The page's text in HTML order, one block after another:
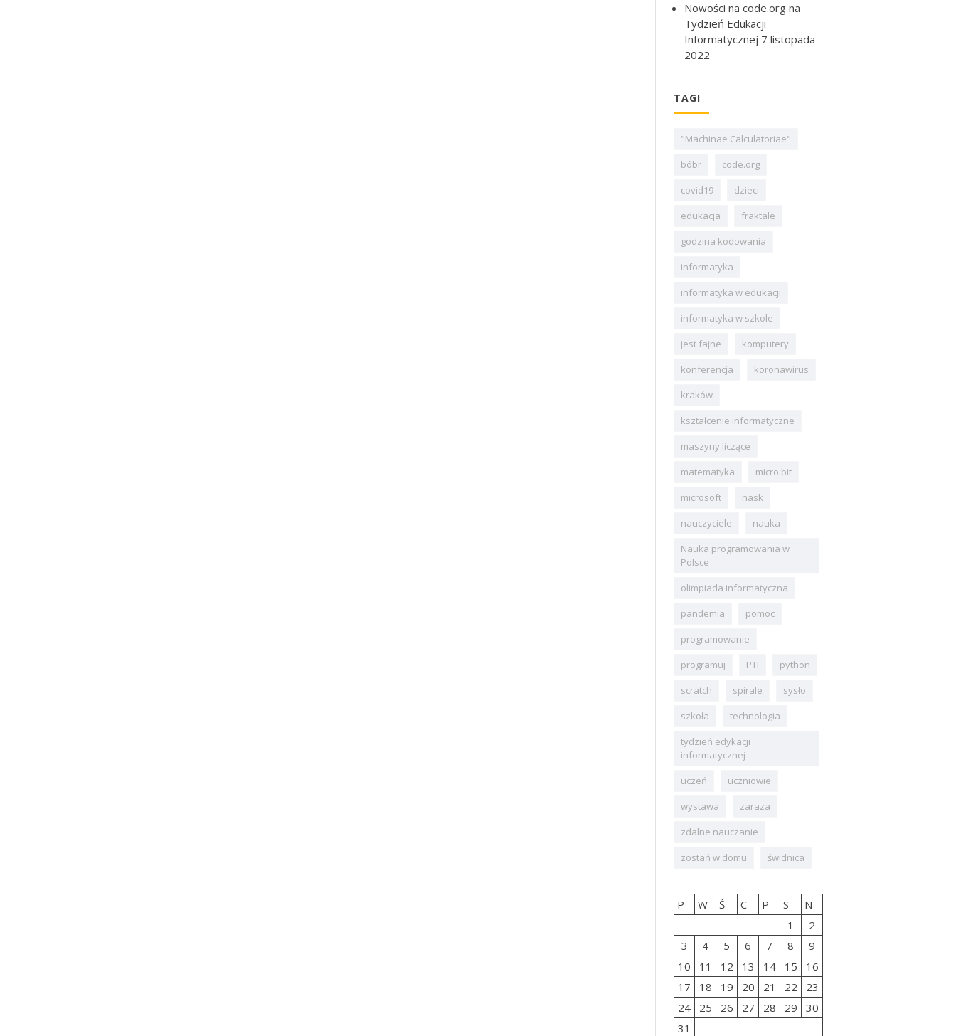
Nowości na code.org na
Tydzień Edukacji
Informatycznej 7 listopada
2022
TAGI
"Machinae Calculatoriae"
bóbr
code.org
covid19
dzieci
edukacja
fraktale
godzina kodowania
informatyka
informatyka w edukacji
informatyka w szkole
jest fajne
komputery
konferencja
koronawirus
kraków
kształcenie informatyczne
maszyny liczące
matematyka
micro:bit
microsoft
nask
nauczyciele
nauka
Nauka programowania w
Polsce
olimpiada informatyczna
pandemia
pomoc
programowanie
programuj
PTI
python
scratch
spirale
sysło
szkoła
technologia
tydzień edykacji
informatycznej
uczeń
uczniowie
wystawa
zaraza
zdalne nauczanie
zostań w domu
świdnica
P W Ś C P S
N
1
2
3
4 5 6 7 8
9
10
11 12 13 14 15
16
17
18 19 20 21 22
23
24
25 26 27 28 29
30
31